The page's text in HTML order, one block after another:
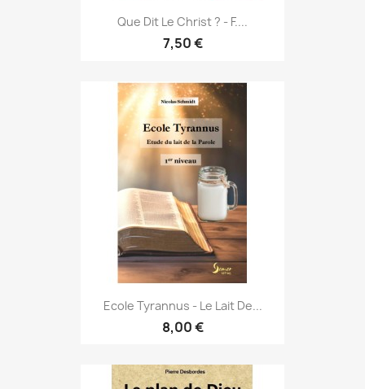
Que Dit Le Christ ? - F....
7,50 €
Ecole Tyrannus - Le Lait De...
8,00 €